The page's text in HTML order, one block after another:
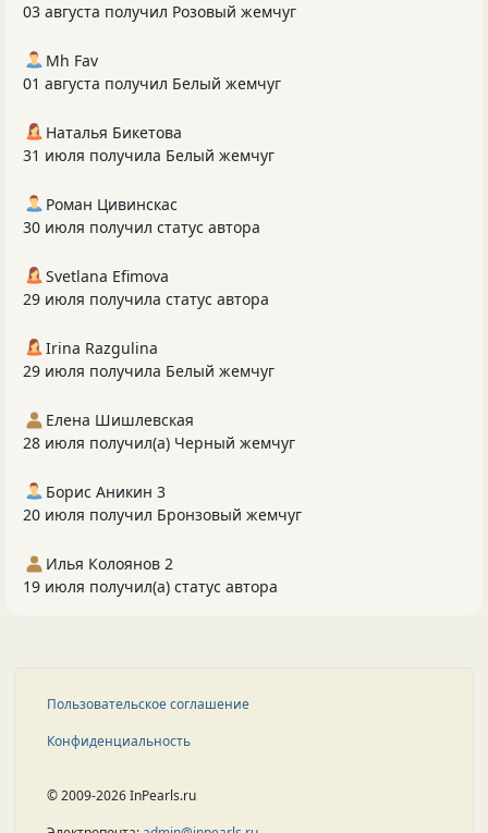
03 августа получил Розовый жемчуг
Mh Fav
01 августа получил Белый жемчуг
Наталья Бикетова
31 июля получила Белый жемчуг
Роман Цивинскас
30 июля получил статус автора
Svetlana Efimova
29 июля получила статус автора
Irina Razgulina
29 июля получила Белый жемчуг
Елена Шишлевская
28 июля получил(а) Черный жемчуг
Борис Аникин 3
20 июля получил Бронзовый жемчуг
Илья Колоянов 2
19 июля получил(а) статус автора
Пользовательское соглашение
Конфиденциальность
© 2009-2026 InPearls.ru